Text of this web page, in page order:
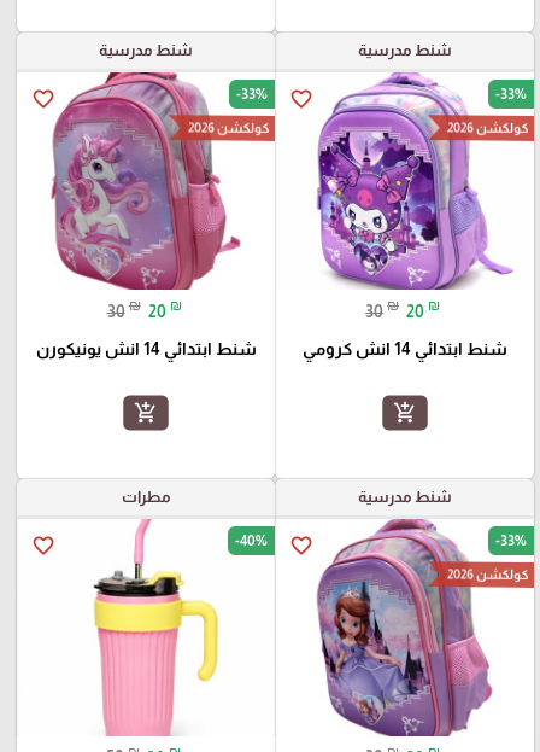
شنط مدرسية
favorite_border -33%
كولكشن 2026
30 ₪ 20 ₪
شنط ابتدائي 14 انش كرومي
add_shopping_cart
شنط مدرسية
favorite_border -33%
كولكشن 2026
30 ₪ 20 ₪
شنط ابتدائي 14 انش يونيكورن
add_shopping_cart
شنط مدرسية
favorite_border -33%
كولكشن 2026
مطرات
favorite_border -40%